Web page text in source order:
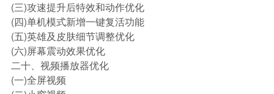
(三)攻速提升后特效和动作优化
(四)单机模式新增一键复活功能
(五)英雄及皮肤细节调整优化
(六)屏幕震动效果优化
二十、视频播放器优化
(一)全屏视频